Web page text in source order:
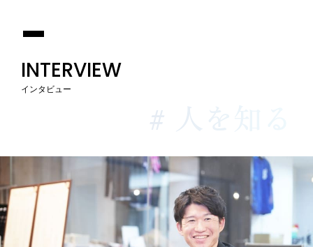
INTERVIEW
インタビュー
# 人を知る